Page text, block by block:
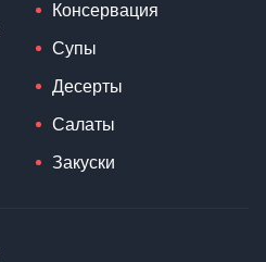
Консервация
Супы
Десерты
Салаты
Закуски